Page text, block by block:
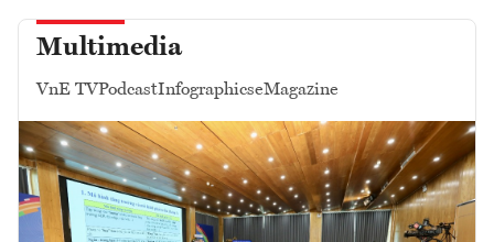
Multimedia
VnE TVPodcastInfographicseMagazine